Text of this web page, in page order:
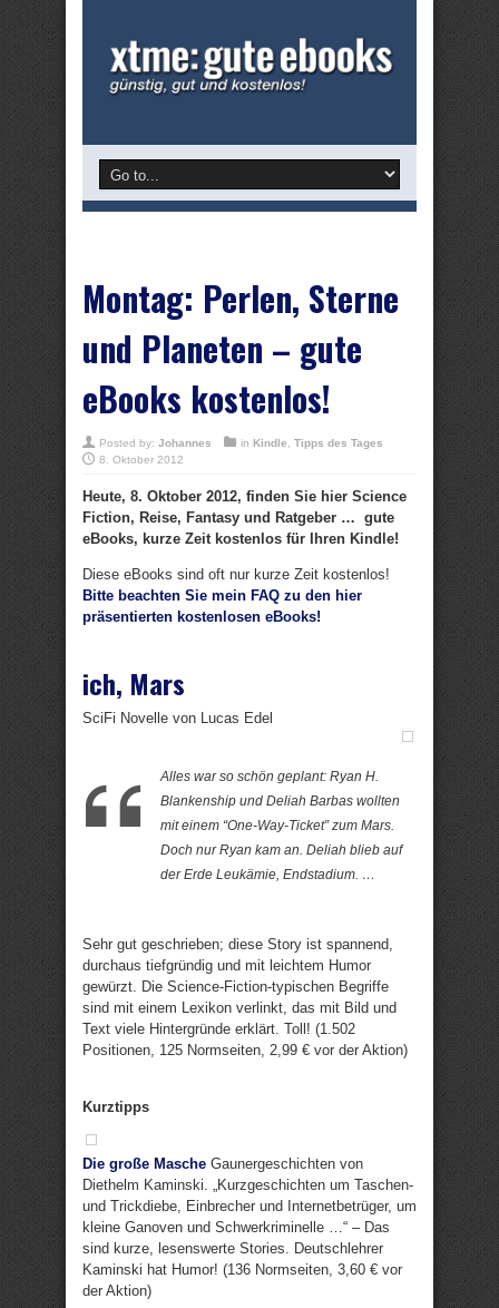
Montag: Perlen, Sterne
und Planeten – gute
eBooks kostenlos!
Posted by: Johannes in Kindle
Tipps des Tages
8. Oktober 2012
Heute, 8. Oktober 2012, finden Sie hier Science
Fiction, Reise, Fantasy und Ratgeber … gute
eBooks, kurze Zeit kostenlos für Ihren Kindle!
Diese eBooks sind oft nur kurze Zeit kostenlos!
Bitte beachten Sie mein FAQ zu den hier
präsentierten kostenlosen eBooks!
ich, Mars
SciFi Novelle von Lucas Edel
Alles war so schön geplant: Ryan H.
Blankenship und Deliah Barbas wollten
mit einem “One-Way-Ticket” zum Mars.
Doch nur Ryan kam an. Deliah blieb auf
der Erde Leukämie, Endstadium. …
Sehr gut geschrieben; diese Story ist spannend,
durchaus tiefgründig und mit leichtem Humor
gewürzt. Die Science-Fiction-typischen Begriffe
sind mit einem Lexikon verlinkt, das mit Bild und
Text viele Hintergründe erklärt. Toll! (1.502
Positionen, 125 Normseiten, 2,99 € vor der Aktion)
Kurztipps
Die große Masche Gaunergeschichten von
Diethelm Kaminski. „Kurzgeschichten um Taschen-
und Trickdiebe, Einbrecher und Internetbetrüger, um
kleine Ganoven und Schwerkriminelle …“ – Das
sind kurze, lesenswerte Stories. Deutschlehrer
Kaminski hat Humor! (136 Normseiten, 3,60 € vor
der Aktion)